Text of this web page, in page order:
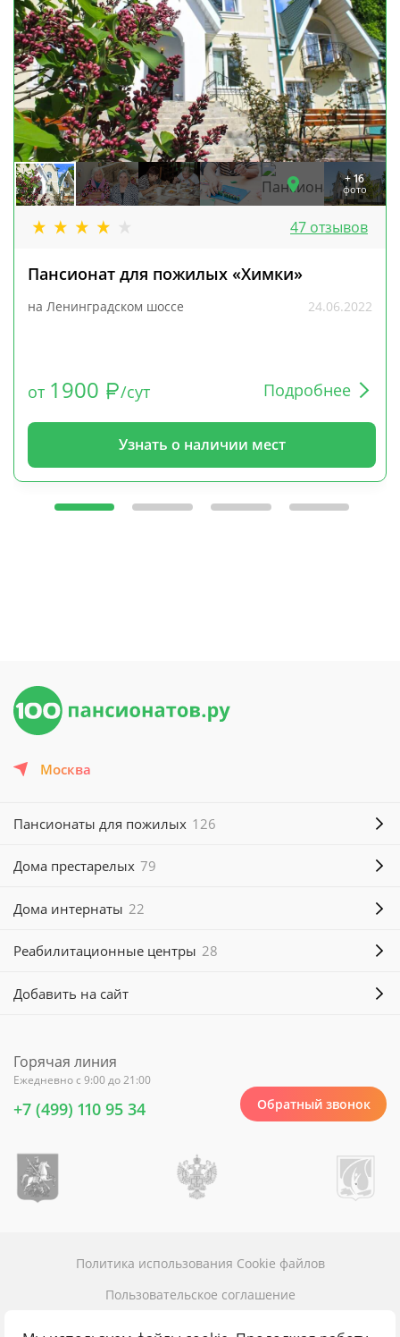
+ 16
фото
47 отзывов
Пансионат для пожилых «Химки»
на Ленинградском шоссе 24.06.2022
от 1900 /сут Подробнее
Узнать о наличии мест
Москва
Добавить на сайт
Пансионаты для пожилых 126
Дома престарелых 79
Дома интернаты 22
Реабилитационные центры 28
Горячая линия
Ежедневно с 9:00 до 21:00
+7 (499) 110 95 34 Обратный звонок
Пользовательское соглашение
Политика использования Cookie файлов